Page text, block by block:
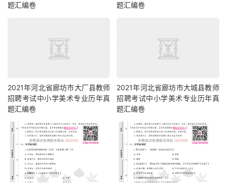
题汇编卷
题汇编卷
2021年河北省廊坊市大厂县教师
招聘考试中小学美术专业历年真
题汇编卷
2021年河北省廊坊市大城县教师
招聘考试中小学美术专业历年真
题汇编卷